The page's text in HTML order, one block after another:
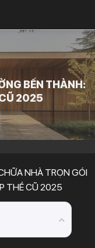
BẾN THÀNH:
2025
NHÀ TRỌN GÓI
THỂ CŨ 2025